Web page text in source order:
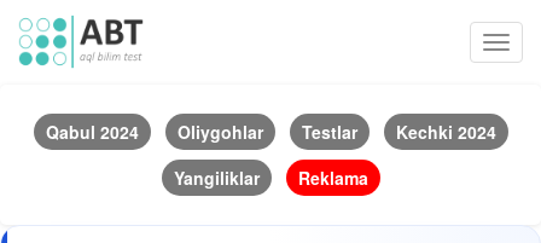
Qabul 2024 Oliygohlar Testlar
Kechki 2024
Yangiliklar
Reklama